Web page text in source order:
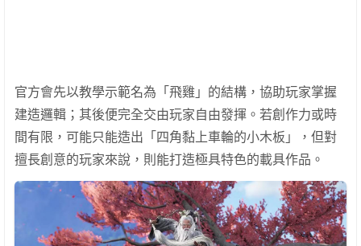
官方會先以教學示範名為「飛雞」的結構，協助玩家掌握
建造邏輯；其後便完全交由玩家自由發揮。若創作力或時
間有限，可能只能造出「四角黏上車輪的小木板」，但對
擅長創意的玩家來說，則能打造極具特色的載具作品。